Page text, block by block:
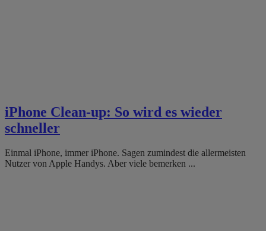
iPhone Clean-up: So wird es wieder
schneller
Einmal iPhone, immer iPhone. Sagen zumindest die allermeisten
Nutzer von Apple Handys. Aber viele bemerken ...